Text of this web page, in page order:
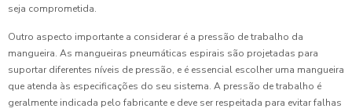
seja comprometida.
Outro aspecto importante a considerar é a pressão de trabalho da
mangueira. As mangueiras pneumáticas espirais são projetadas para
suportar diferentes níveis de pressão, e é essencial escolher uma mangueira
que atenda às especificações do seu sistema. A pressão de trabalho é
geralmente indicada pelo fabricante e deve ser respeitada para evitar falhas